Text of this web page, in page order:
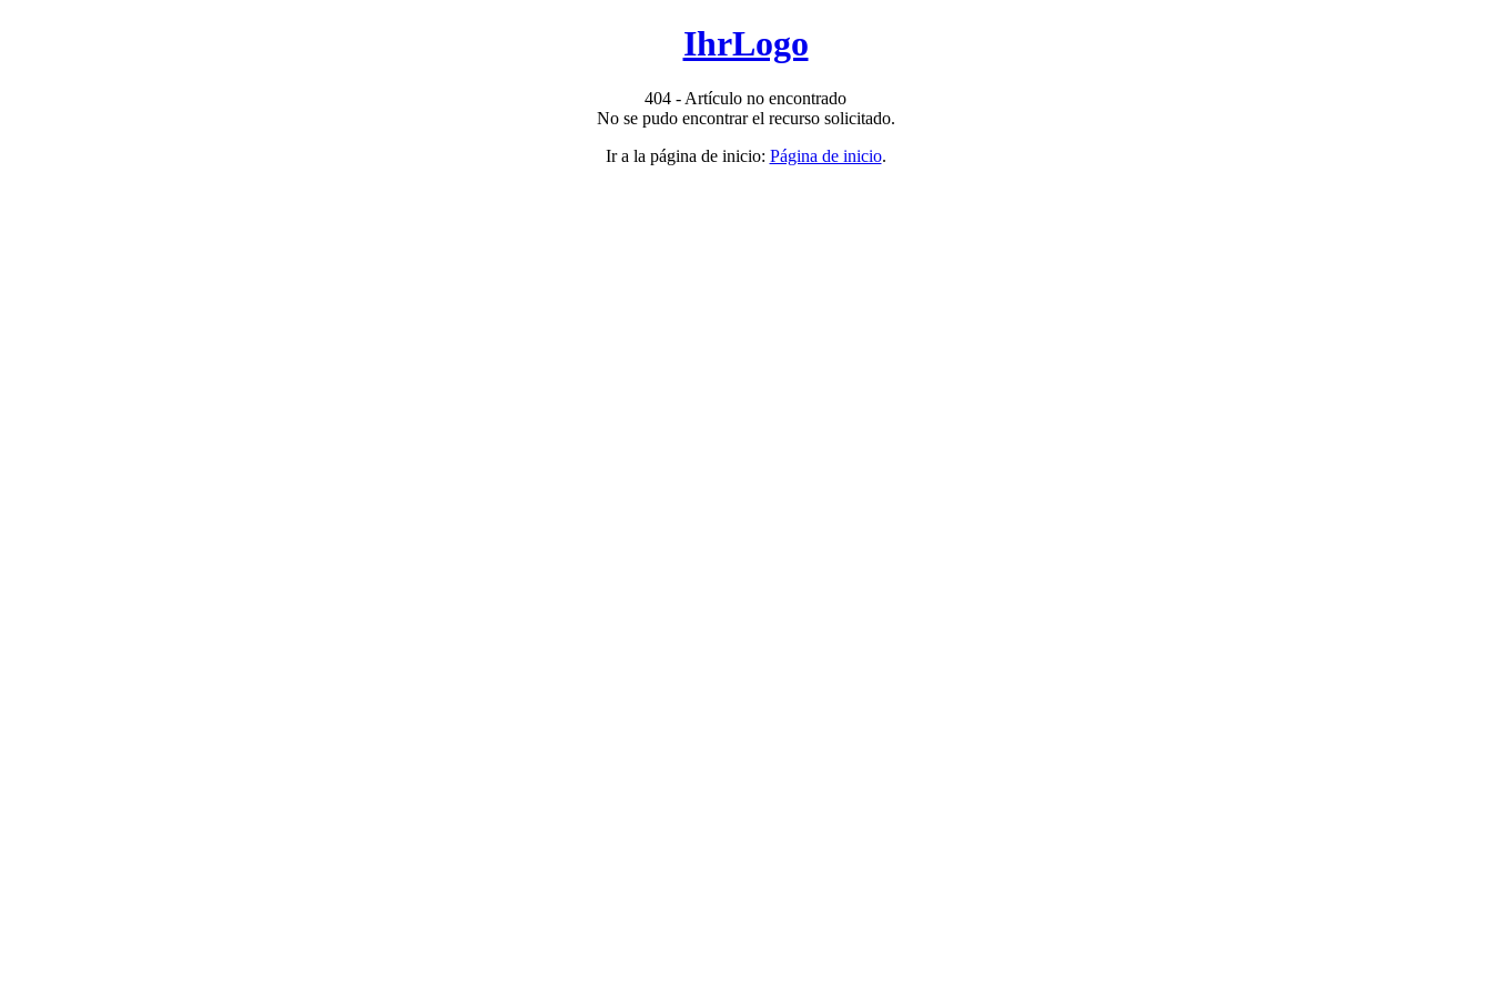
IhrLogo
404 - Artículo no encontrado
No se pudo encontrar el recurso solicitado.
Ir a la página de inicio: Página de inicio.